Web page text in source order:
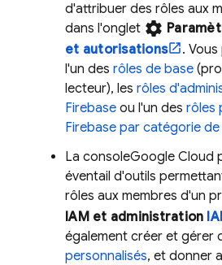
d'attribuer des rôles aux
dans l'onglet settings
et autorisations
.
l'un des rôles de base
lecteur), les rôles
Firebase ou l'un des rôles
Firebase par catégorie
La consoleGoogle Cloud
éventail d'outils
rôles aux membres d'un
IAM et administration
également créer et gérer
personnalisés, et donner